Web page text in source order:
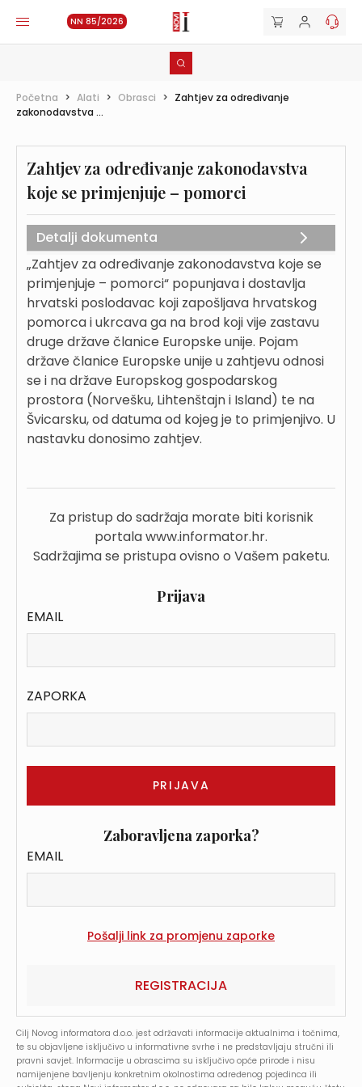
NN 85/2026
Početna > Alati > Obrasci > Zahtjev za određivanje
zakonodavstva ...
Zahtjev za određivanje zakonodavstva
koje se primjenjuje – pomorci
Detalji dokumenta
„Zahtjev za određivanje zakonodavstva koje se
primjenjuje – pomorci“ popunjava i dostavlja
hrvatski poslodavac koji zapošljava hrvatskog
pomorca i ukrcava ga na brod koji vije zastavu
druge države članice Europske unije. Pojam
države članice Europske unije u zahtjevu odnosi
se i na države Europskog gospodarskog
prostora (Norvešku, Lihtenštajn i Island) te na
Švicarsku, od datuma od kojeg je to primjenjivo. U
nastavku donosimo zahtjev.
Za pristup do sadržaja morate biti korisnik
portala www.informator.hr.
Sadržajima se pristupa ovisno o Vašem paketu.
Prijava
EMAIL
ZAPORKA
Zaboravljena zaporka?
EMAIL
REGISTRACIJA
Cilj Novog informatora d.o.o. jest održavati informacije aktualnima i točnima,
te su objavljene isključivo u informativne svrhe i ne predstavljaju stručni ili
pravni savjet. Informacije u obrascima su isključivo opće prirode i nisu
namijenjene bavljenju konkretnim okolnostima određenog pojedinca ili